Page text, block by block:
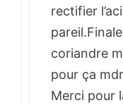
rectifier
coriandre
pour ça mdr
Merci pour